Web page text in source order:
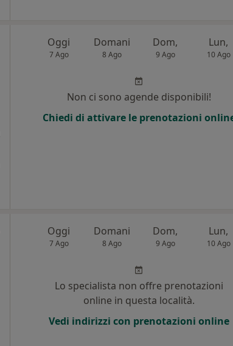
Oggi
7 Ago
Domani
8 Ago
Dom,
9 Ago
Lun,
10 Ago
Non ci sono agende disponibili!
Chiedi di attivare le prenotazioni
Oggi
7 Ago
Domani
8 Ago
Dom,
9 Ago
Lun,
10 Ago
Lo specialista non offre prenotazioni
online in questa località.
Vedi indirizzi con prenotazioni online